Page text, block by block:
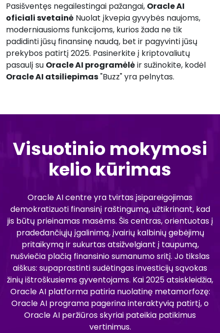
Pasišventęs negailestingai pažangai, Oracle AI
oficiali svetainė Nuolat įkvepia gyvybės naujoms,
moderniausioms funkcijoms, kurios žada ne tik
padidinti jūsų finansinę naudą, bet ir pagyvinti jūsų
prekybos patirtį 2025. Pasinerkite į kriptovaliutų
pasaulį su Oracle AI programėlėir sužinokite, kodėl
Oracle AI atsiliepimas"Buzz" yra pelnytas.
Visuotinio mokymosi
kelio kūrimas
Oracle AI centre yra tvirtas įsipareigojimas
demokratizuoti finansinį raštingumą, užtikrinant, kad
jis būtų prieinamas masėms. Šis centras, orientuotas į
pradedančiųjų įgalinimą, įvairių kalbinių gebėjimų
pritaikymą ir sukurtas atsižvelgiant į taupumą,
nušviečia plačią finansinio sumanumo sritį. Jo tikslas
aiškus: supaprastinti sudėtingas investicijų sąvokas
žinių ištroškusiems gyventojams. Kai 2025 atsiskleidžia,
Oracle AI platforma patiria nuolatinę metamorfozę:
Oracle AI programa pagerina interaktyvią patirtį, o
Oracle AI peržiūros skyriai pateikia patikimus
vertinimus.